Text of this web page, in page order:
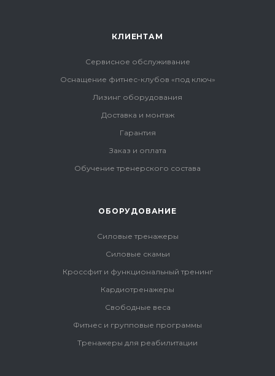
КЛИЕНТАМ
Сервисное обслуживание
Оснащение фитнес-клубов «под ключ»
Лизинг оборудования
Доставка и монтаж
Гарантия
Заказ и оплата
Обучение тренерского состава
ОБОРУДОВАНИЕ
Силовые тренажеры
Силовые скамьи
Кроссфит и функциональный тренинг
Кардиотренажеры
Свободные веса
Фитнес и групповые программы
Тренажеры для реабилитации